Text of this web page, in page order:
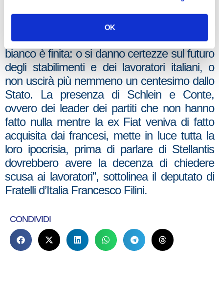
OK
concreto con Stellantis, cambiando
radicalmente paradigma rispetto al passato,
spiegando che l’epoca degli assegni in
bianco è finita: o si danno certezze sul futuro
degli stabilimenti e dei lavoratori italiani, o
non uscirà più nemmeno un centesimo dallo
Stato. La presenza di Schlein e Conte,
ovvero dei leader dei partiti che non hanno
fatto nulla mentre la ex Fiat veniva di fatto
acquisita dai francesi, mette in luce tutta la
loro ipocrisia, prima di parlare di Stellantis
dovrebbero avere la decenza di chiedere
scusa ai lavoratori”, sottolinea il deputato di
Fratelli d’Italia Francesco Filini.
CONDIVIDI